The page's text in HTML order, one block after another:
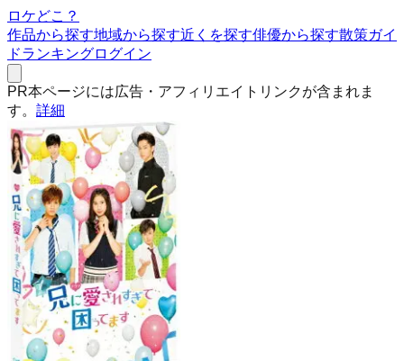
ロケどこ？
作品から探す地域から探す近くを探す俳優から探す散策ガイ
ドランキングログイン
PR本ページには広告・アフィリエイトリンクが含まれま
す。 詳細